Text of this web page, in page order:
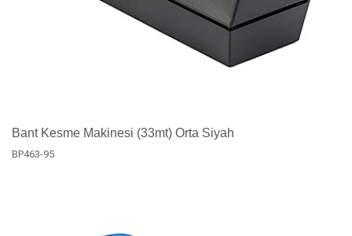
Bant Kesme Makinesi (33mt) Orta Siyah
BP463-95